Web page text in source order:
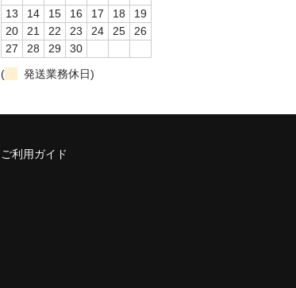
13
14 15 16 17 18
19
20
21 22 23 24 25
26
27
28 29
30
(
発送業務休日)
ご利用ガイド